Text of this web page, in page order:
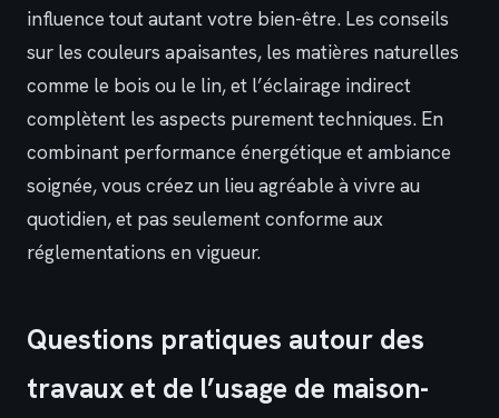
influence tout autant votre bien-être. Les conseils
sur les couleurs apaisantes, les matières naturelles
comme le bois ou le lin, et l’éclairage indirect
complètent les aspects purement techniques. En
combinant performance énergétique et ambiance
soignée, vous créez un lieu agréable à vivre au
quotidien, et pas seulement conforme aux
réglementations en vigueur.
Questions pratiques autour des
travaux et de l’usage de maison-